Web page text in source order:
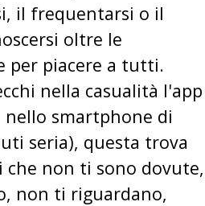
il frequentarsi o il
oltre le
per piacere a tutti.
nella casualità l'app
smartphone di
seria), questa trova
non ti sono dovute,
non ti riguardano,